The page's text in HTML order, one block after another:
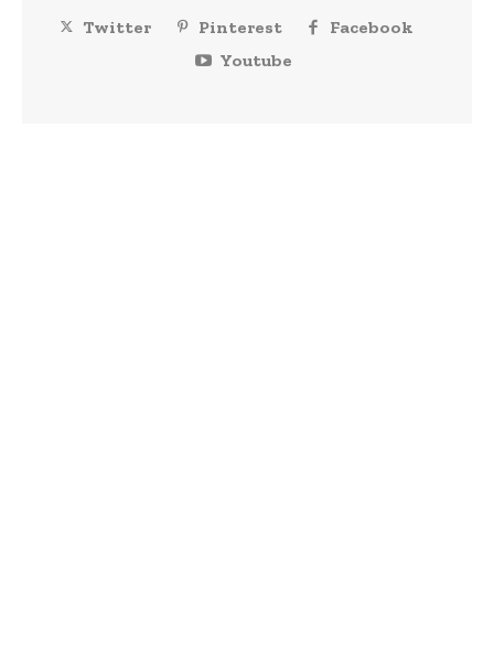
Twitter Pinterest
Facebook
Youtube